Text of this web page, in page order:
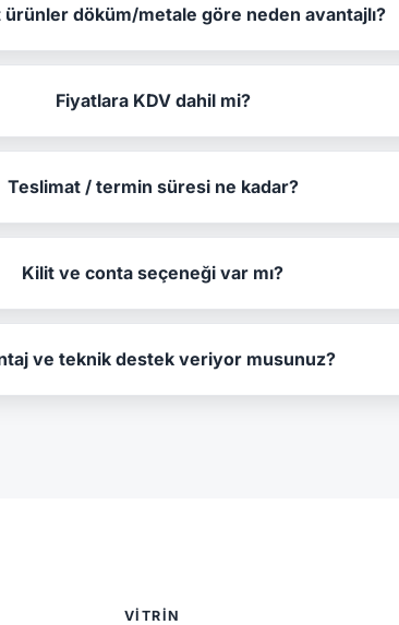
ürünler döküm/metale göre neden avantajlı?
Fiyatlara KDV dahil mi?
Teslimat / termin süresi ne kadar?
Kilit ve conta seçeneği var mı?
ve teknik destek veriyor musunuz?
VITRIN